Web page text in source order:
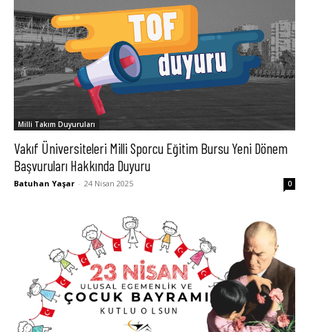
Milli Takım Duyuruları
Vakıf Üniversiteleri Milli Sporcu Eğitim Bursu Yeni Dönem
Başvuruları Hakkında Duyuru
Batuhan Yaşar - 24 Nisan 2025 0